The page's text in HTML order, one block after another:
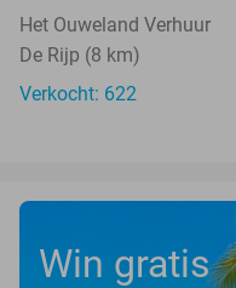
Het Ouweland Verhuur
De Rijp (8 km)
Verkocht: 622
Win gratis